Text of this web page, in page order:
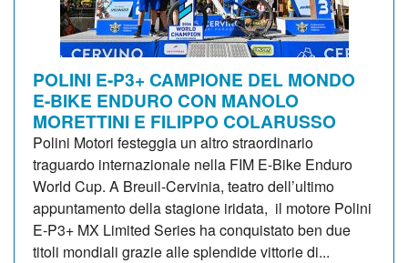
POLINI E-P3+ CAMPIONE DEL MONDO
E-BIKE ENDURO CON MANOLO
MORETTINI E FILIPPO COLARUSSO
Polini Motori festeggia un altro straordinario
traguardo internazionale nella FIM E-Bike Enduro
World Cup. A Breuil-Cervinia, teatro dell’ultimo
appuntamento della stagione iridata, il motore Polini
E-P3+ MX Limited Series ha conquistato ben due
titoli mondiali grazie alle splendide vittorie di...